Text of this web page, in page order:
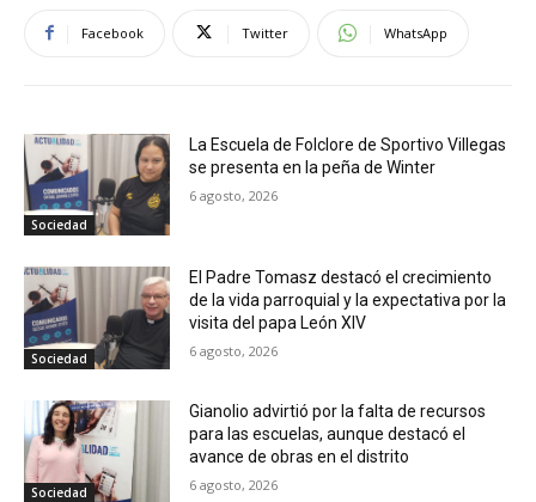
Facebook Twitter WhatsApp
Sociedad
La Escuela de Folclore de Sportivo Villegas
se presenta en la peña de Winter
6 agosto, 2026
Sociedad
El Padre Tomasz destacó el crecimiento
de la vida parroquial y la expectativa por la
visita del papa León XIV
6 agosto, 2026
Sociedad
Gianolio advirtió por la falta de recursos
para las escuelas, aunque destacó el
avance de obras en el distrito
6 agosto, 2026